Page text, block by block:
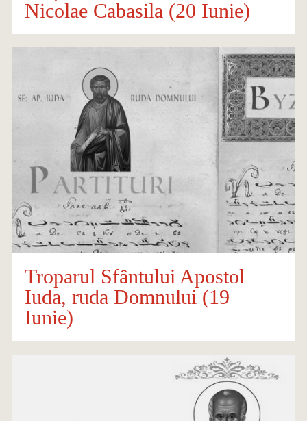
Nicolae Cabasila (20 Iunie)
Troparul Sfântului Apostol
Iuda, ruda Domnului (19
Iunie)